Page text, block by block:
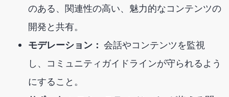
のある、関連性の高い、魅力的なコンテンツの
開発と共有。
モデレーション： 会話やコンテンツを監視
し、コミュニティガイドラインが守られるよう
にすること。